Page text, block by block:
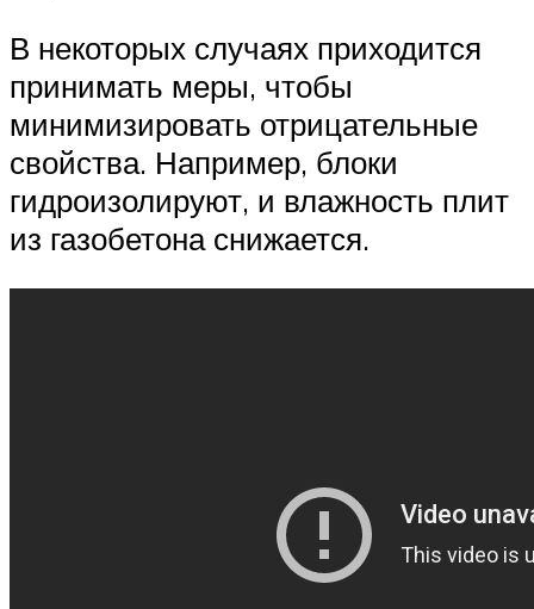
В некоторых случаях приходится
принимать меры, чтобы
минимизировать отрицательные
свойства. Например, блоки
гидроизолируют, и влажность плит
из газобетона снижается.